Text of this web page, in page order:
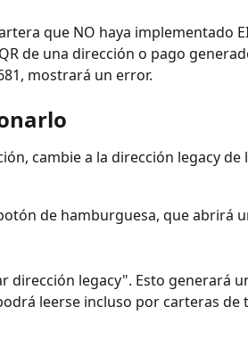
que NO haya implementado
de una dirección o pago
mostrará un error.
cambie a la dirección legacy
de hamburguesa, que abrirá
dirección legacy". Esto generará
leerse incluso por carteras de